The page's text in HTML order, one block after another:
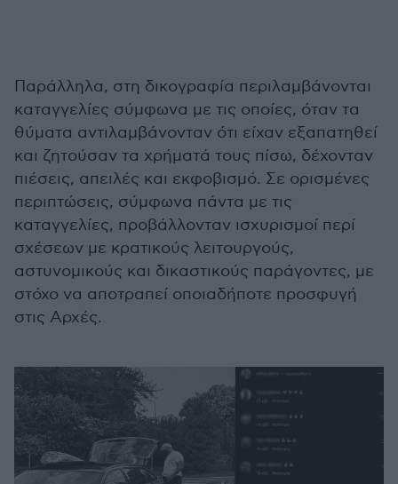
Παράλληλα, στη δικογραφία περιλαμβάνονται
καταγγελίες σύμφωνα με τις οποίες, όταν τα
θύματα αντιλαμβάνονταν ότι είχαν εξαπατηθεί
και ζητούσαν τα χρήματά τους πίσω, δέχονταν
πιέσεις, απειλές και εκφοβισμό. Σε ορισμένες
περιπτώσεις, σύμφωνα πάντα με τις
καταγγελίες, προβάλλονταν ισχυρισμοί περί
σχέσεων με κρατικούς λειτουργούς,
αστυνομικούς και δικαστικούς παράγοντες, με
στόχο να αποτραπεί οποιαδήποτε προσφυγή
στις Αρχές.